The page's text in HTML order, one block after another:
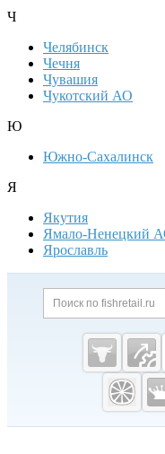
Ч
Челябинск
Чечня
Чувашия
Чукотский АО
Ю
Южно-Сахалинск
Я
Якутия
Ямало-Ненецкий
Ярославль
Cсылки на